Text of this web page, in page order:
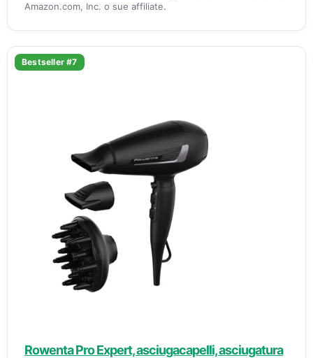
Amazon.com, Inc. o sue affiliate.
Bestseller #7
Rowenta Pro Expert, asciugacapelli, asciugatura